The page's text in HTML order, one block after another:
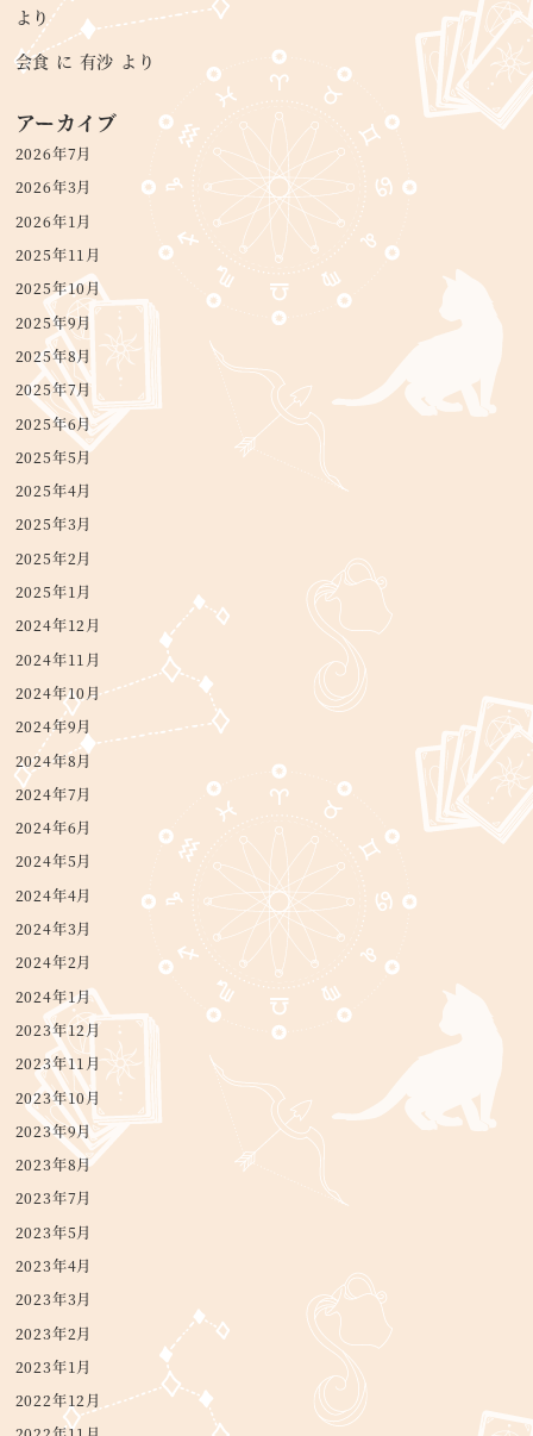
より
会食 に 有沙 より
アーカイブ
2026年7月
2026年3月
2026年1月
2025年11月
2025年10月
2025年9月
2025年8月
2025年7月
2025年6月
2025年5月
2025年4月
2025年3月
2025年2月
2025年1月
2024年12月
2024年11月
2024年10月
2024年9月
2024年8月
2024年7月
2024年6月
2024年5月
2024年4月
2024年3月
2024年2月
2024年1月
2023年12月
2023年11月
2023年10月
2023年9月
2023年8月
2023年7月
2023年5月
2023年4月
2023年3月
2023年2月
2023年1月
2022年12月